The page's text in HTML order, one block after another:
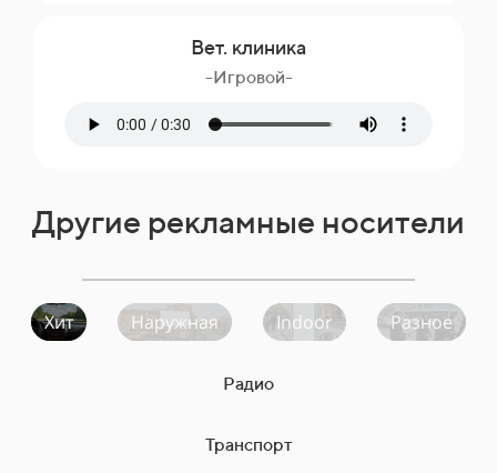
Вет. клиника
-Игровой-
Другие рекламные носители
Хит Наружная Indoor Разное
Радио
Транспорт